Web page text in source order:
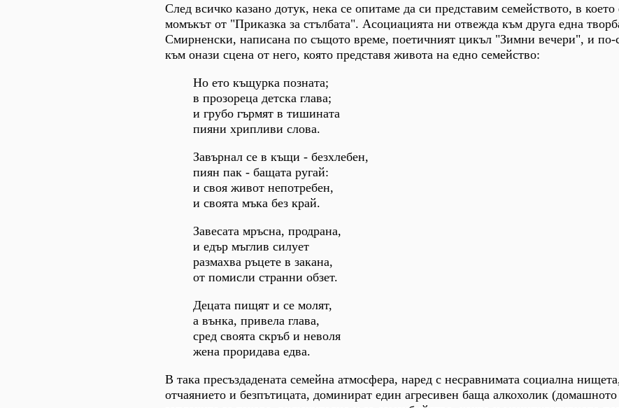
След всичко казано дотук, нека се опитаме да си представим семейството, в което
момъкът от "Приказка за стълбата". Асоциацията ни отвежда към друга една
Смирненски, написана по същото време, поетичният цикъл "Зимни вечери", и по-
към онази сцена от него, която представя живота на едно семейство:
Но ето къщурка позната;
в прозореца детска глава;
и грубо гърмят в тишината
пияни хрипливи слова.
Завърнал се в къщи - безхлебен,
пиян пак - бащата ругай:
и своя живот непотребен,
и своята мъка без край.
Завесата мръсна, продрана,
и едър мъглив силует
размахва ръцете в закана,
от помисли странни обзет.
Децата пищят и се молят,
а вънка, привела глава,
сред своята скръб и неволя
жена проридава едва.
В така пресъздадената семейна атмосфера, наред с несравнимата социална
отчаянието и безпътицата, доминират един агресивен баща алкохолик